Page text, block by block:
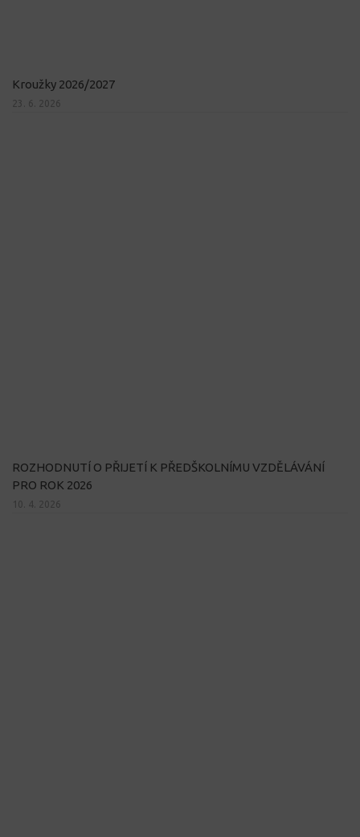
Kroužky 2026/2027
23. 6. 2026
ROZHODNUTÍ O PŘIJETÍ K PŘEDŠKOLNÍMU VZDĚLÁVÁNÍ
PRO ROK 2026
10. 4. 2026